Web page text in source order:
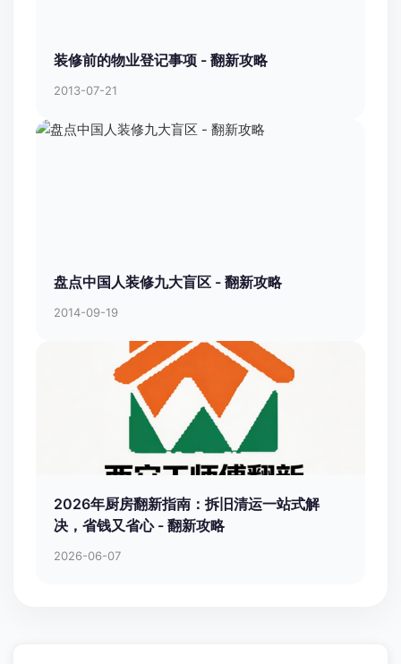
装修前的物业登记事项 - 翻新攻略
2013-07-21
盘点中国人装修九大盲区 - 翻新攻略
2014-09-19
2026年厨房翻新指南：拆旧清运一站式解
决，省钱又省心 - 翻新攻略
2026-06-07